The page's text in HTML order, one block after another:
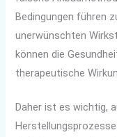
Bedingungen führen
unerwünschten
können die
therapeutische
Daher ist es wichtig,